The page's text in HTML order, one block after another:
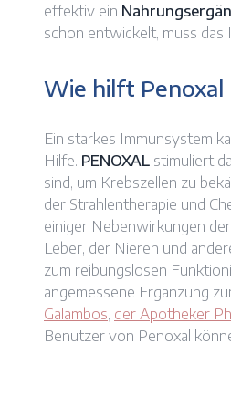
effektiv ein
schon entwickelt, muss das
Wie hilft Penoxal
Ein starkes Immunsystem
Hilfe. PENOXAL stimuliert
sind, um Krebszellen zu
der Strahlentherapie und
einiger Nebenwirkungen
Leber, der Nieren und
zum reibungslosen
angemessene Ergänzung
Galambos, der Apotheker
Benutzer von Penoxal